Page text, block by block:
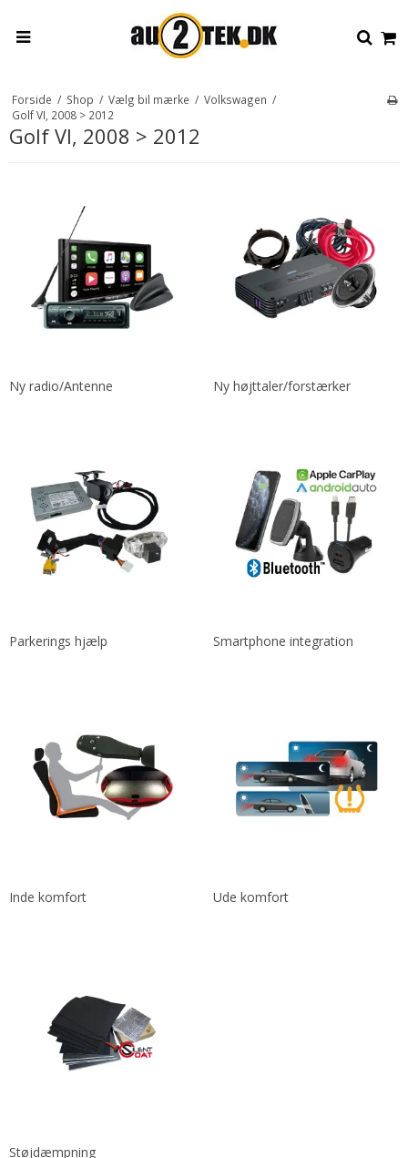
Forside / Shop / Vælg bil mærke / Volkswagen /
Golf VI, 2008 > 2012
Golf VI, 2008 > 2012
Ny radio/Antenne Ny højttaler/forstærker
Parkerings hjælp Smartphone integration
Inde komfort Ude komfort
Støjdæmpning